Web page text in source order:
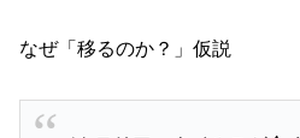
なぜ「移るのか？」仮説